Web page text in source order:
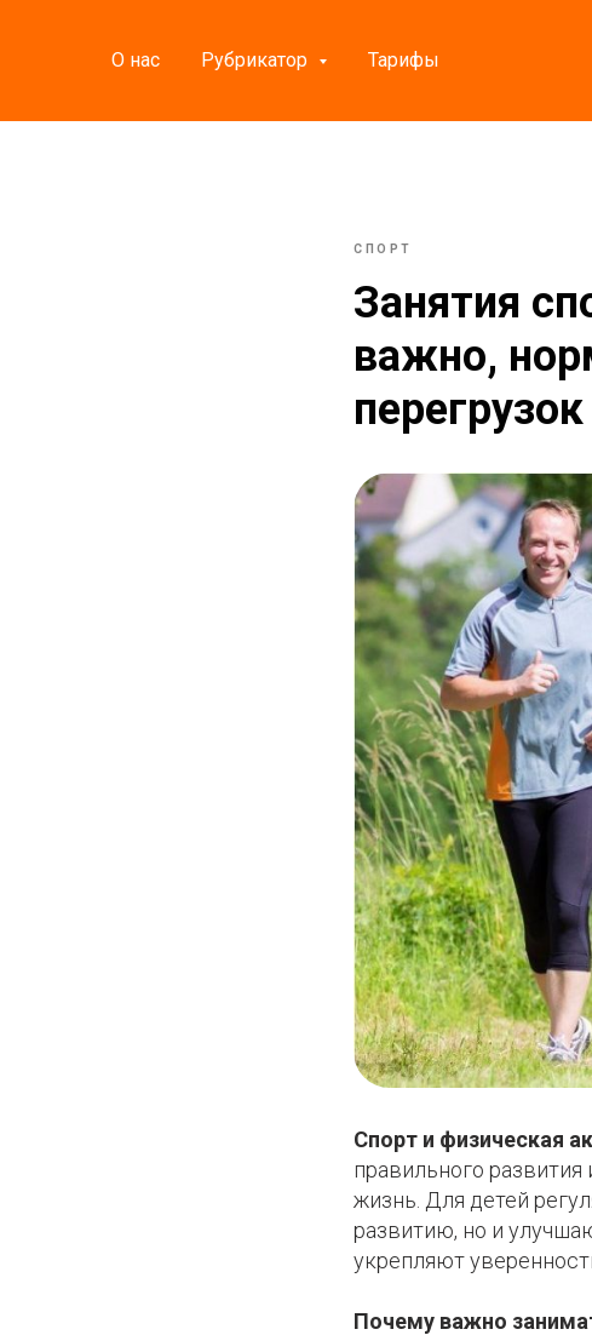
О нас Рубрикатор Тарифы
СПОРТ
Занятия
важно,
перегрузок
Спорт и физическая
правильного
жизнь. Для детей
развитию, но и
укрепляют
Почему важно